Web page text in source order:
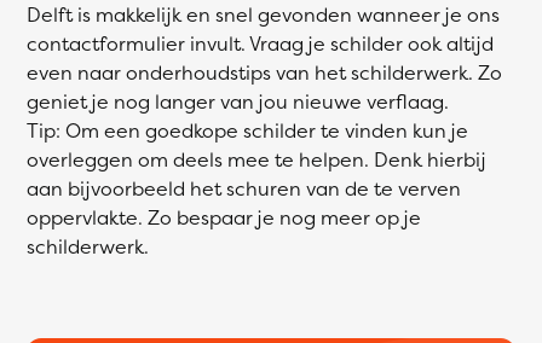
Delft is makkelijk en snel gevonden wanneer je ons
contactformulier invult. Vraag je schilder ook altijd
even naar onderhoudstips van het schilderwerk. Zo
geniet je nog langer van jou nieuwe verflaag.
Tip: Om een goedkope schilder te vinden kun je
overleggen om deels mee te helpen. Denk hierbij
aan bijvoorbeeld het schuren van de te verven
oppervlakte. Zo bespaar je nog meer op je
schilderwerk.